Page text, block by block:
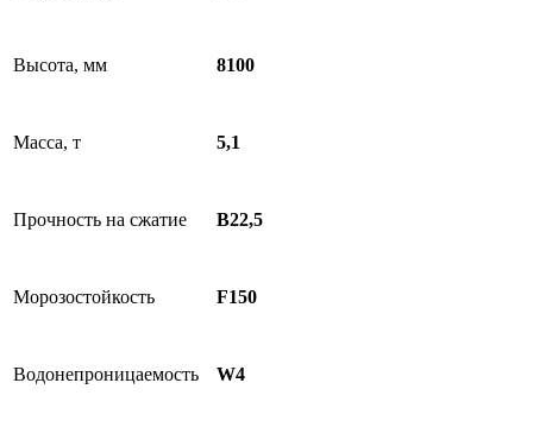
Высота, мм 8100
Масса, т 5,1
Прочность на сжатие В22,5
Морозостойкость F150
Водонепроницаемость W4